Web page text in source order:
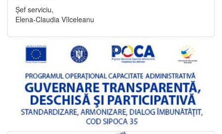
Șef serviciu,
Elena-Claudia Vîlceleanu